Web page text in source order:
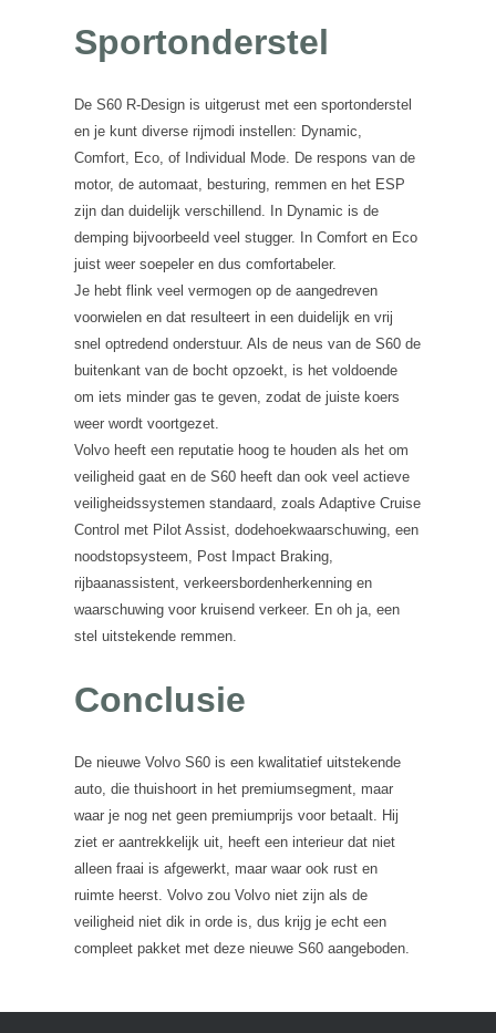
Sportonderstel
De S60 R-Design is uitgerust met een sportonderstel
en je kunt diverse rijmodi instellen: Dynamic,
Comfort, Eco, of Individual Mode. De respons van de
motor, de automaat, besturing, remmen en het ESP
zijn dan duidelijk verschillend. In Dynamic is de
demping bijvoorbeeld veel stugger. In Comfort en Eco
juist weer soepeler en dus comfortabeler.
Je hebt flink veel vermogen op de aangedreven
voorwielen en dat resulteert in een duidelijk en vrij
snel optredend onderstuur. Als de neus van de S60 de
buitenkant van de bocht opzoekt, is het voldoende
om iets minder gas te geven, zodat de juiste koers
weer wordt voortgezet.
Volvo heeft een reputatie hoog te houden als het om
veiligheid gaat en de S60 heeft dan ook veel actieve
veiligheidssystemen standaard, zoals Adaptive Cruise
Control met Pilot Assist, dodehoekwaarschuwing, een
noodstopsysteem, Post Impact Braking,
rijbaanassistent, verkeersbordenherkenning en
waarschuwing voor kruisend verkeer. En oh ja, een
stel uitstekende remmen.
Conclusie
De nieuwe Volvo S60 is een kwalitatief uitstekende
auto, die thuishoort in het premiumsegment, maar
waar je nog net geen premiumprijs voor betaalt. Hij
ziet er aantrekkelijk uit, heeft een interieur dat niet
alleen fraai is afgewerkt, maar waar ook rust en
ruimte heerst. Volvo zou Volvo niet zijn als de
veiligheid niet dik in orde is, dus krijg je echt een
compleet pakket met deze nieuwe S60 aangeboden.